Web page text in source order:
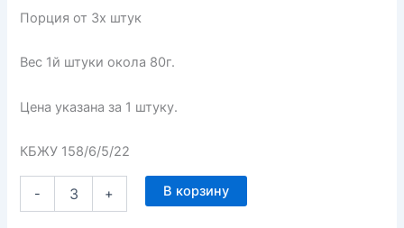
Порция от 3х штук
Вес 1й штуки окола 80г.
Цена указана за 1 штуку.
КБЖУ 158/6/5/22
- + В корзину